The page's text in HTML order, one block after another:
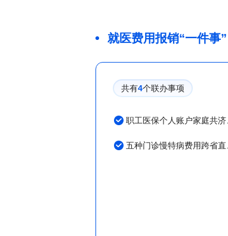
就医费用报销“一件事”
共有4个联办事项